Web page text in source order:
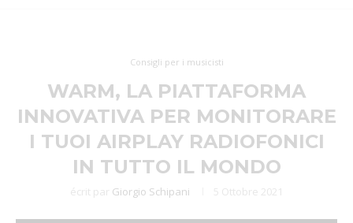
Consigli per i musicisti
WARM, LA PIATTAFORMA
INNOVATIVA PER MONITORARE
I TUOI AIRPLAY RADIOFONICI
IN TUTTO IL MONDO
écrit par Giorgio Schipani 5 Ottobre 2021